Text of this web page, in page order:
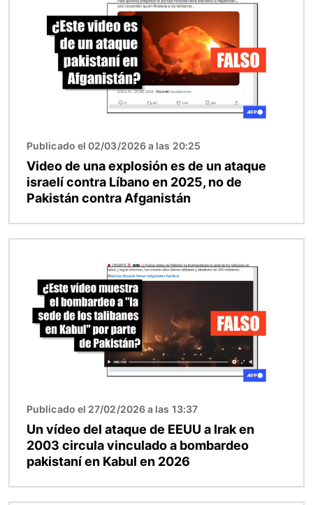
Publicado el 02/03/2026 a las 20:25
Video de una explosión es de un ataque
israelí contra Líbano en 2025, no de
Pakistán contra Afganistán
Publicado el 27/02/2026 a las 13:37
Un vídeo del ataque de EEUU a Irak en
2003 circula vinculado a bombardeo
pakistaní en Kabul en 2026